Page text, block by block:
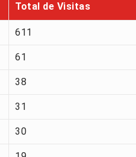
Total de Visitas
611
61
38
31
30